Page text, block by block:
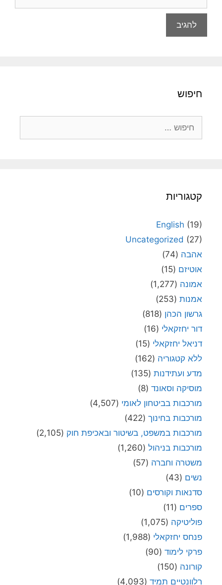
חיפוש
קטגוריות
English (19)
Uncategorized (27)
אהבה (74)
אוטיזם (15)
אמונה (1,277)
אמנות (253)
גרשון הכהן (818)
דור יחזקאלי (16)
דניאל יחזקאלי (15)
ללא קטגוריה (162)
מדע ועתידנות (135)
מוסיקה וסאונד (8)
מורכבות בביטחון לאומי (4,507)
מורכבות בחינוך (422)
מורכבות במשפט, בשיטור ובאכיפת חוק (2,105)
מורכבות בניהול (1,260)
משטרה וחברה (57)
נשים (43)
סדנאות וקורסים (10)
ספרים (11)
פוליטיקה (1,075)
פנחס יחזקאלי (1,988)
פרקי לימוד (90)
קורונה (150)
רלוונטיים תמיד (4,093)